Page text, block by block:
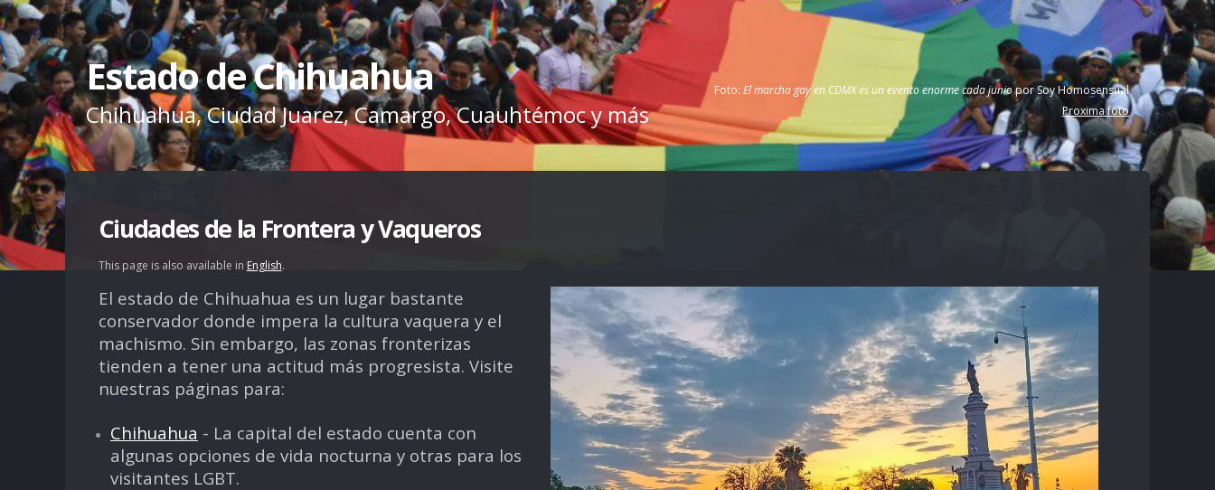
Estado de Chihuahua
Chihuahua, Ciudad Juarez, Camargo, Cuauhtémoc y más
Foto: El marcha gay en CDMX es un evento enorme cada junioporSoy Homosensual
Proxima foto
Ciudades de la Frontera y Vaqueros
This page is also available in English.
El estado de Chihuahua es un lugar bastante
conservador donde impera la cultura vaquera y el
machismo. Sin embargo, las zonas fronterizas
tienden a tener una actitud más progresista. Visite
nuestras páginas para:
Chihuahua - La capital del estado cuenta con
algunas opciones de vida nocturna y otras para los
visitantes LGBT.